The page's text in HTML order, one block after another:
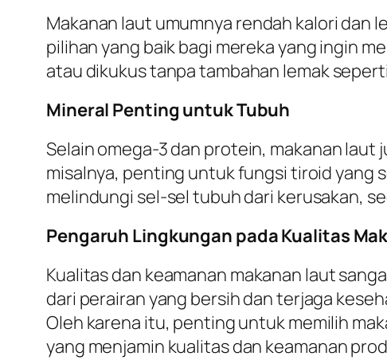
Makanan laut umumnya rendah kalori dan
pilihan yang baik bagi mereka yang ingin
atau dikukus tanpa tambahan lemak
Mineral Penting untuk Tubuh
Selain omega-3 dan protein, makanan laut
misalnya, penting untuk fungsi tiroid yang
melindungi sel-sel tubuh dari kerusakan,
Pengaruh Lingkungan pada Kualitas
Kualitas dan keamanan makanan laut
dari perairan yang bersih dan terjaga
Oleh karena itu, penting untuk memilih
yang menjamin kualitas dan keamanan